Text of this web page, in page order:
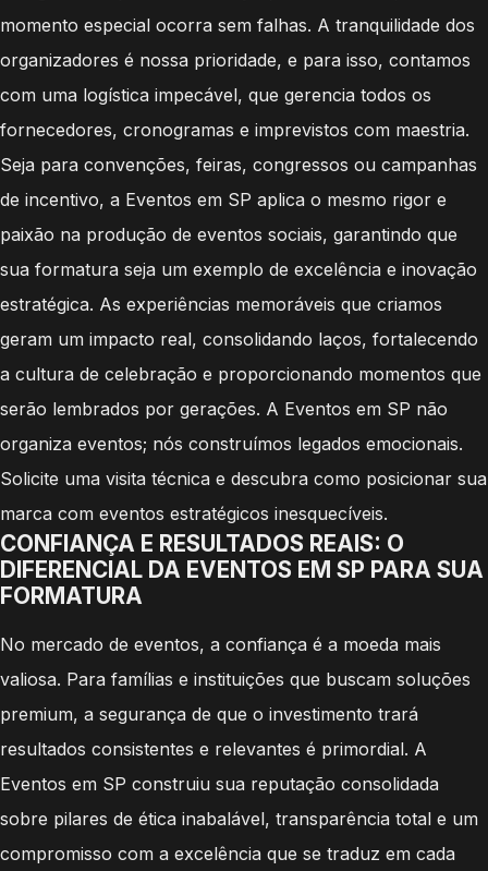
momento especial ocorra sem falhas. A tranquilidade dos
organizadores é nossa prioridade, e para isso, contamos
com uma logística impecável, que gerencia todos os
fornecedores, cronogramas e imprevistos com maestria.
Seja para convenções, feiras, congressos ou campanhas
de incentivo, a Eventos em SP aplica o mesmo rigor e
paixão na produção de eventos sociais, garantindo que
sua formatura seja um exemplo de excelência e inovação
estratégica. As experiências memoráveis que criamos
geram um impacto real, consolidando laços, fortalecendo
a cultura de celebração e proporcionando momentos que
serão lembrados por gerações. A Eventos em SP não
organiza eventos; nós construímos legados emocionais.
Solicite uma visita técnica e descubra como posicionar sua
marca com eventos estratégicos inesquecíveis.
CONFIANÇA E RESULTADOS REAIS: O
DIFERENCIAL DA EVENTOS EM SP PARA SUA
FORMATURA
No mercado de eventos, a confiança é a moeda mais
valiosa. Para famílias e instituições que buscam soluções
premium, a segurança de que o investimento trará
resultados consistentes e relevantes é primordial. A
Eventos em SP construiu sua reputação consolidada
sobre pilares de ética inabalável, transparência total e um
compromisso com a excelência que se traduz em cada